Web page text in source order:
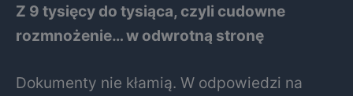
Z 9 tysięcy do tysiąca, czyli cudowne
rozmnożenie… w odwrotną stronę
Dokumenty nie kłamią. W odpowiedzi na